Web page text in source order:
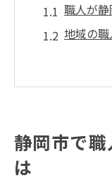
職人が
地域の
静岡市
職人技
地域密着の
静岡市で
は